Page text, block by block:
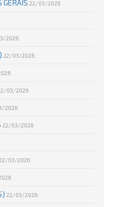
GERAIS 22/03/2026
2026
22/03/2026
03/2026
2026
22/03/2026
03/2026
22/03/2026